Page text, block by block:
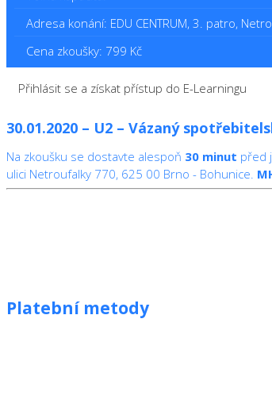
Adresa konání: EDU CENTRUM, 3. patro,
Cena zkoušky: 799 Kč
Přihlásit se a získat přístup do E-Learningu
30.01.2020 – U2 – Vázaný
Na zkoušku se dostavte alespoň 30 minut před
ulici Netroufalky 770, 625 00 Brno - Bohunice.
Platební metody